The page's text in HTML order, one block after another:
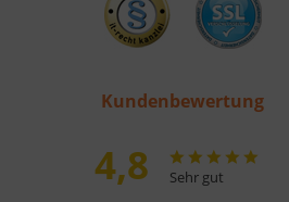
Kundenbewertung
4,8 Sehr gut